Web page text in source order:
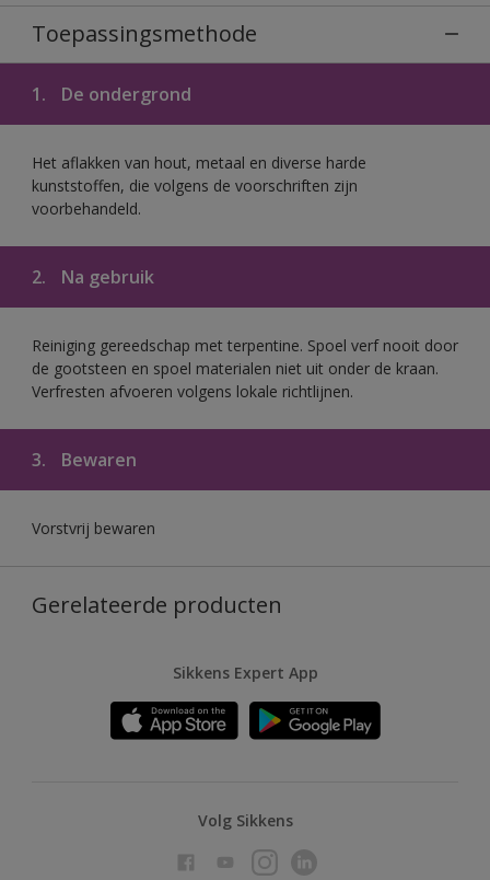
Toepassingsmethode
1. De ondergrond
Het aflakken van hout, metaal en diverse harde
kunststoffen, die volgens de voorschriften zijn
voorbehandeld.
2. Na gebruik
Reiniging gereedschap met terpentine. Spoel verf nooit door
de gootsteen en spoel materialen niet uit onder de kraan.
Verfresten afvoeren volgens lokale richtlijnen.
3. Bewaren
Vorstvrij bewaren
Gerelateerde producten
Sikkens Expert App
Volg Sikkens